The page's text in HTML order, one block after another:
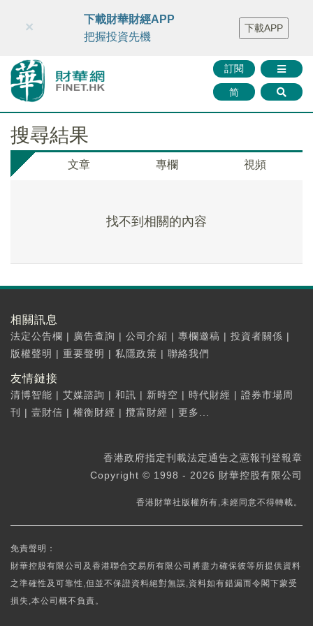
財華智庫網 FINTV FINMETA 財華證券 媒體矩陣
智庫沙龍
聯絡我們
訂閱
简
×
下載財華財經APP
把握投資先機
下載APP
搜尋結果
文章 專欄 視頻
找不到相關的內容
相關訊息
法定公告欄 | 廣告查詢 | 公司介紹 | 專欄邀稿 | 投資者關係 |
版權聲明 | 重要聲明 | 私隱政策 | 聯絡我們
友情鏈接
清博智能 | 艾媒諮詢 | 和訊 | 新時空 | 時代財經 | 證券市場周
刊
| 壹財信 | 權衡財經 | 攬富財經 | 更多...
香港政府指定刊載法定通告之憲報刊登報章
Copyright © 1998 - 2026 財華控股有限公司
香港財華社版權所有,未經同意不得轉載。
免責聲明：
財華控股有限公司及香港聯合交易所有限公司將盡力確保彼等所提供資料
之準確性及可靠性,但並不保證資料絕對無誤,資料如有錯漏而令閣下蒙受
損失,本公司概不負責。